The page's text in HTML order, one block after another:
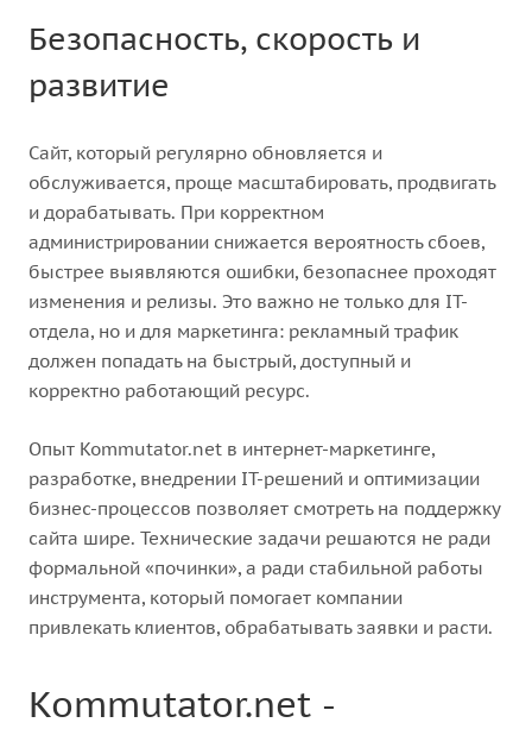
Безопасность, скорость и
развитие
Сайт, который регулярно обновляется и
обслуживается, проще масштабировать, продвигать
и дорабатывать. При корректном
администрировании снижается вероятность сбоев,
быстрее выявляются ошибки, безопаснее проходят
изменения и релизы. Это важно не только для IT-
отдела, но и для маркетинга: рекламный трафик
должен попадать на быстрый, доступный и
корректно работающий ресурс.
Опыт Kommutator.net в интернет-маркетинге,
разработке, внедрении IT-решений и оптимизации
бизнес-процессов позволяет смотреть на поддержку
сайта шире. Технические задачи решаются не ради
формальной «починки», а ради стабильной работы
инструмента, который помогает компании
привлекать клиентов, обрабатывать заявки и расти.
Kommutator.net -